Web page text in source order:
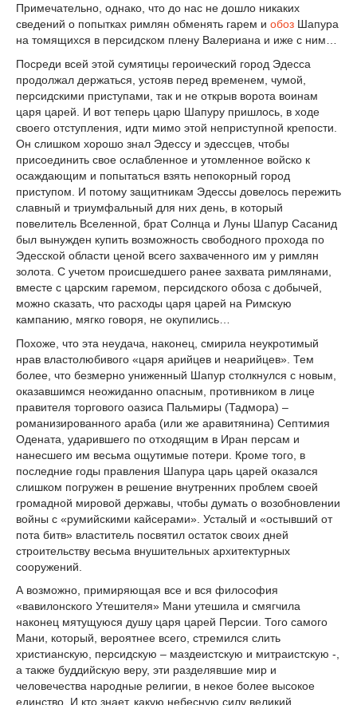
Примечательно, однако, что до нас не дошло никаких
сведений о попытках римлян обменять гарем и обоз Шапура
на томящихся в персидском плену Валериана и иже с ним…
Посреди всей этой сумятицы героический город Эдесса
продолжал держаться, устояв перед временем, чумой,
персидскими приступами, так и не открыв ворота воинам
царя царей. И вот теперь царю Шапуру пришлось, в ходе
своего отступления, идти мимо этой неприступной крепости.
Он слишком хорошо знал Эдессу и эдессцев, чтобы
присоединить свое ослабленное и утомленное войско к
осаждающим и попытаться взять непокорный город
приступом. И потому защитникам Эдессы довелось пережить
славный и триумфальный для них день, в который
повелитель Вселенной, брат Солнца и Луны Шапур Сасанид
был вынужден купить возможность свободного прохода по
Эдесской области ценой всего захваченного им у римлян
золота. С учетом происшедшего ранее захвата римлянами,
вместе с царским гаремом, персидского обоза с добычей,
можно сказать, что расходы царя царей на Римскую
кампанию, мягко говоря, не окупились…
Похоже, что эта неудача, наконец, смирила неукротимый
нрав властолюбивого «царя арийцев и неарийцев». Тем
более, что безмерно униженный Шапур столкнулся с новым,
оказавшимся неожиданно опасным, противником в лице
правителя торгового оазиса Пальмиры (Тадмора) –
романизированного араба (или же аравитянина) Септимия
Одената, ударившего по отходящим в Иран персам и
нанесшего им весьма ощутимые потери. Кроме того, в
последние годы правления Шапура царь царей оказался
слишком погружен в решение внутренних проблем своей
громадной мировой державы, чтобы думать о возобновлении
войны с «румийскими кайсерами». Усталый и «остывший от
пота битв» властитель посвятил остаток своих дней
строительству весьма внушительных архитектурных
сооружений.
А возможно, примиряющая все и вся философия
«вавилонского Утешителя» Мани утешила и смягчила
наконец мятущуюся душу царя царей Персии. Того самого
Мани, который, вероятнее всего, стремился слить
христианскую, персидскую – маздеистскую и митраистскую -,
а также буддийскую веру, эти разделявшие мир и
человечества народные религии, в некое более высокое
единство. И кто знает, какую небесную силу великий